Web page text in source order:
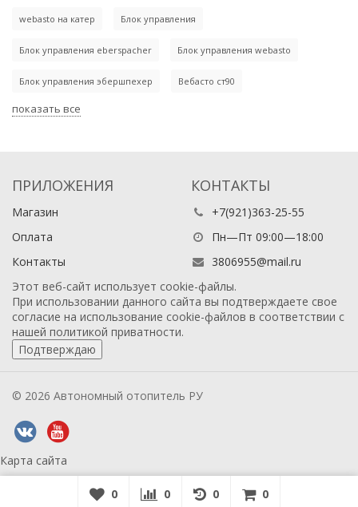
webasto на катер Блок управления
Блок управления eberspacher Блок управления webasto
Блок управления эбершпехер Вебасто ст90
показать все
ПРИЛОЖЕНИЯ
Магазин
Оплата
Контакты
КОНТАКТЫ
+7(921)363-25-55
Пн—Пт 09:00—18:00
3806955@mail.ru
Этот веб-сайт использует cookie-файлы.
При использовании данного сайта вы подтверждаете свое
согласие на использование cookie-файлов в соответствии с
нашей политикой приватности.
Подтверждаю
© 2026 Автономный отопитель РУ
Карта сайта
0 0 0 0